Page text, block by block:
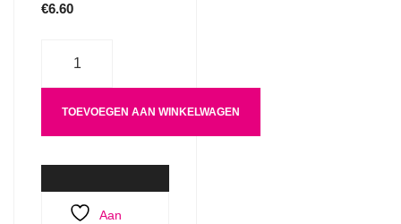
€6.60
TOEVOEGEN AAN WINKELWAGEN
Aan